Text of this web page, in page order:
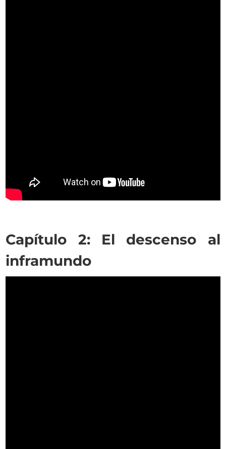
Capítulo 2: El descenso al
inframundo